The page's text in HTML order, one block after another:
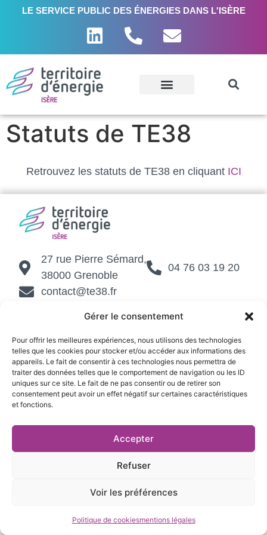
Gérer le consentement
Pour offrir les meilleures expériences, nous utilisons des technologies
telles que les cookies pour stocker et/ou accéder aux informations des
appareils. Le fait de consentir à ces technologies nous permettra de
traiter des données telles que le comportement de navigation ou les ID
uniques sur ce site. Le fait de ne pas consentir ou de retirer son
consentement peut avoir un effet négatif sur certaines caractéristiques
et fonctions.
Accepter
Refuser
Voir les préférences
Politique de cookiesmentions légales
LE SERVICE PUBLIC DES ÉNERGIES DANS L'ISÈRE
Statuts de TE38
Retrouvez les statuts de TE38 en cliquant ICI
27 rue Pierre Sémard,
38000 Grenoble
04 76 03 19 20
contact@te38.fr
Cookies| Réalisé parCréation site web Grenoble